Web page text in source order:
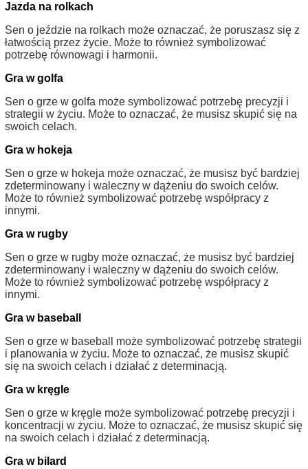
Jazda na rolkach
Sen o jeździe na rolkach może oznaczać, że poruszasz się z
łatwością przez życie. Może to również symbolizować
potrzebę równowagi i harmonii.
Gra w golfa
Sen o grze w golfa może symbolizować potrzebę precyzji i
strategii w życiu. Może to oznaczać, że musisz skupić się na
swoich celach.
Gra w hokeja
Sen o grze w hokeja może oznaczać, że musisz być bardziej
zdeterminowany i waleczny w dążeniu do swoich celów.
Może to również symbolizować potrzebę współpracy z
innymi.
Gra w rugby
Sen o grze w rugby może oznaczać, że musisz być bardziej
zdeterminowany i waleczny w dążeniu do swoich celów.
Może to również symbolizować potrzebę współpracy z
innymi.
Gra w baseball
Sen o grze w baseball może symbolizować potrzebę strategii
i planowania w życiu. Może to oznaczać, że musisz skupić
się na swoich celach i działać z determinacją.
Gra w kręgle
Sen o grze w kręgle może symbolizować potrzebę precyzji i
koncentracji w życiu. Może to oznaczać, że musisz skupić się
na swoich celach i działać z determinacją.
Gra w bilard